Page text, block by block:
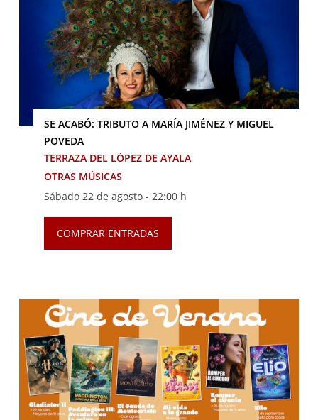
SE ACABÓ: TRIBUTO A MARÍA JIMÉNEZ Y MIGUEL
POVEDA
TERRAZA DEL LÓPEZ DE AYALA
OTRAS MÚSICAS
Sábado 22 de agosto - 22:00 h
COMPRAR ENTRADAS